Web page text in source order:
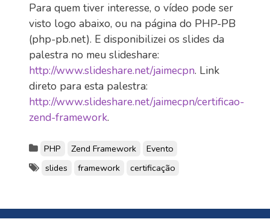
Para quem tiver interesse, o vídeo pode ser
visto logo abaixo, ou na página do PHP-PB
(php-pb.net). E disponibilizei os slides da
palestra no meu slideshare:
http://www.slideshare.net/jaimecpn. Link
direto para esta palestra:
http://www.slideshare.net/jaimecpn/certificao-
zend-framework.
PHP Zend Framework
Evento
slides
framework certificação